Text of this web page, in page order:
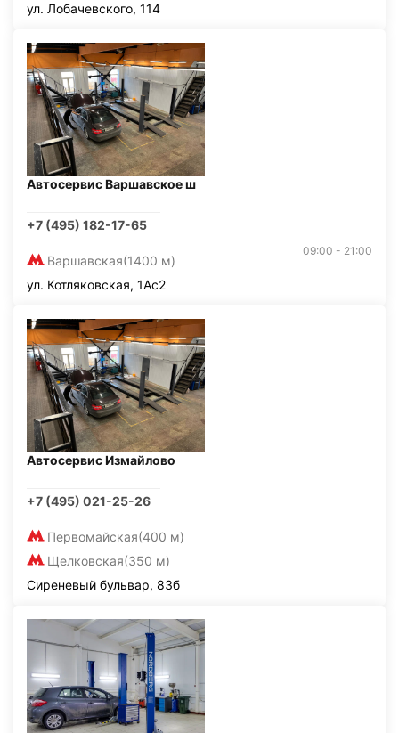
ул. Лобачевского, 114
Автосервис Варшавское ш
+7 (495) 182-17-65
Варшавская(1400 м)
09:00 - 21:00
ул. Котляковская, 1Ас2
Автосервис Измайлово
+7 (495) 021-25-26
Первомайская(400 м)
Щелковская(350 м)
Сиреневый бульвар, 83б